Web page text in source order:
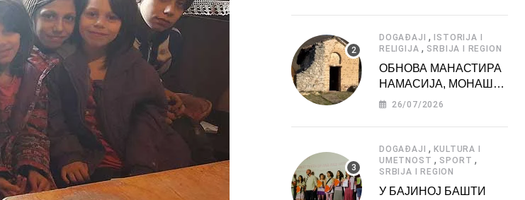
АТРАКЦИЈА
DOGAĐAJI , ISTORIJA I
RELIGIJA , SRBIJA I REGION
ОБНОВА МАНАСТИРА
НАМАСИЈА, МОНАШКЕ
ЗАДУЖБИНЕ
26/07/2026
DOGAĐAJI ,KULTURA I
UMETNOST , SPORT ,
SRBIJA I REGION
У БАЈИНОЈ БАШТИ